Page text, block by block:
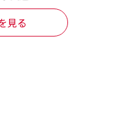
見る